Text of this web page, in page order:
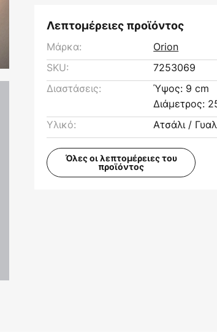
Λεπτομέρειες προϊόντος
Μάρκα:
Orion
SKU:
7253069
Διαστάσεις:
Ύψος: 9 cm
Διάμετρος:
Υλικό:
Ατσάλι /
Όλες οι λεπτομέρειες του
προϊόντος